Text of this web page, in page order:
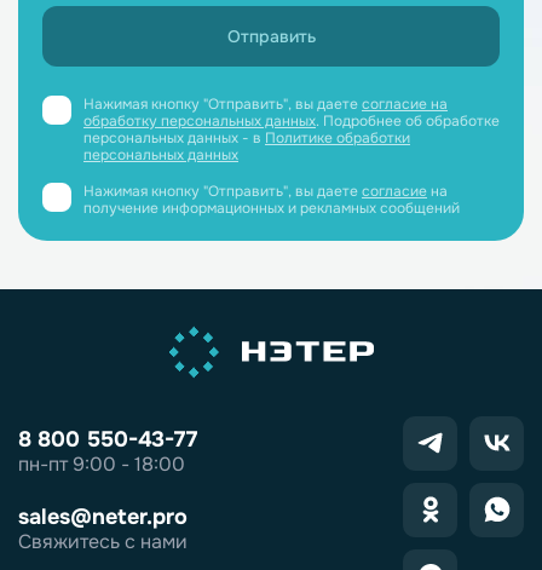
Нажимая кнопку "Отправить", вы даетесогласие на
обработку персональных данных. Подробнее об обработке
персональных данных - в Политике обработки
персональных данных
Нажимая кнопку "Отправить", вы даетесогласиена
получение информационных и рекламных сообщений
8 800 550-43-77
пн-пт 9:00 - 18:00
sales@neter.pro
Свяжитесь с нами